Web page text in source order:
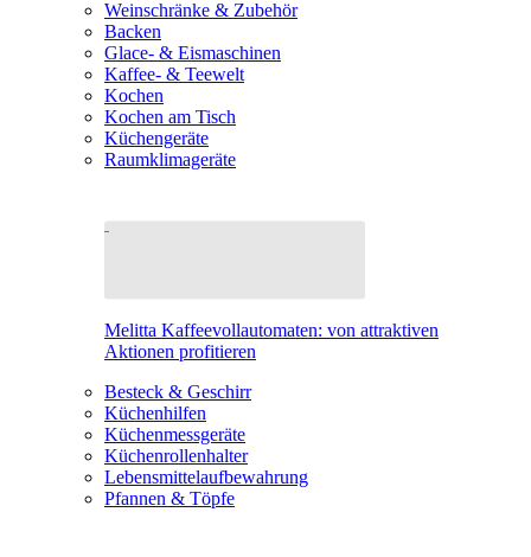
Weinschränke & Zubehör
Backen
Glace- & Eismaschinen
Kaffee- & Teewelt
Kochen
Kochen am Tisch
Küchengeräte
Raumklimageräte
Melitta Kaffeevollautomaten: von attraktiven
Aktionen profitieren
Besteck & Geschirr
Küchenhilfen
Küchenmessgeräte
Küchenrollenhalter
Lebensmittelaufbewahrung
Pfannen & Töpfe